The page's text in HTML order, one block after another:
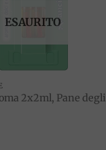
ESAURITO
2x2ml, Pane degli